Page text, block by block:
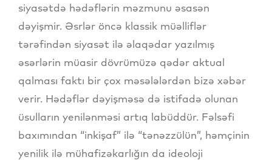
siyasətdə hədəflərin məzmunu əsasən
dəyişmir. Əsrlər öncə klassik müəlliflər
tərəfindən siyasət ilə əlaqədar yazılmış
əsərlərin müasir dövrümüzə qədər aktual
qalması faktı bir çox məsələlərdən bizə xəbər
verir. Hədəflər dəyişməsə də istifadə olunan
üsulların yenilənməsi artıq labüddür. Fəlsəfi
baxımından “inkişaf” ilə “tənəzzülün”, həmçinin
yenilik ilə mühafizəkarlığın da ideoloji